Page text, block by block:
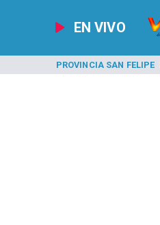
EN VIVO
PROVINCIA SAN FELIPE